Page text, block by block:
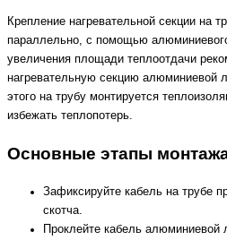
Крепление нагревательной секции на
параллельно, с помощью
увеличения площади теплоотдачи
нагревательную секцию алюминиевой
этого на трубу монтируется
избежать теплопотерь.
Основные этапы
Зафиксируйте кабель на трубе
скотча.
Проклейте кабель алюминиевой